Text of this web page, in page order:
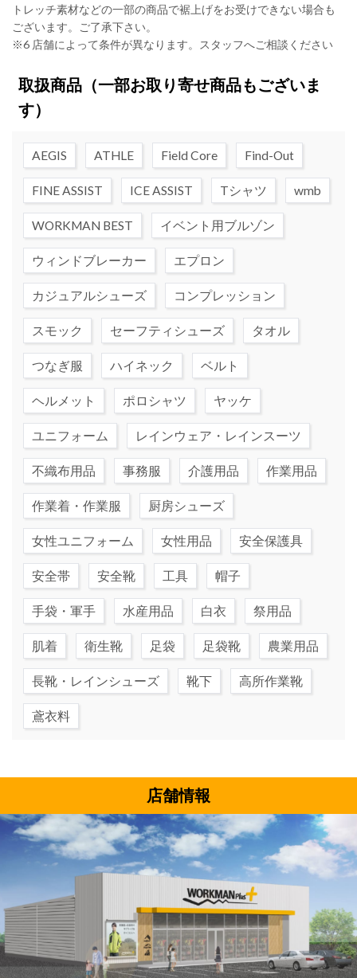
トレッチ素材などの一部の商品で裾上げをお受けできない場合も
ございます。ご了承下さい。
※6 店舗によって条件が異なります。スタッフへご相談ください
取扱商品（一部お取り寄せ商品もございま
す）
AEGIS ATHLE Field Core Find-Out
FINE ASSIST ICE ASSIST Tシャツ wmb
WORKMAN BEST イベント用ブルゾン
ウィンドブレーカー エプロン
カジュアルシューズ コンプレッション
スモック セーフティシューズ タオル
つなぎ服 ハイネック ベルト
ヘルメット ポロシャツ ヤッケ
ユニフォーム レインウェア・レインスーツ
不織布用品 事務服 介護用品 作業用品
作業着・作業服 厨房シューズ
女性ユニフォーム 女性用品 安全保護具
安全帯 安全靴 工具 帽子
手袋・軍手 水産用品 白衣 祭用品
肌着 衛生靴 足袋 足袋靴 農業用品
長靴・レインシューズ 靴下 高所作業靴
鳶衣料
店舗情報